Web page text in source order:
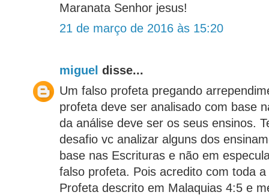
Maranata Senhor jesus!
21 de março de 2016 às 15:20
miguel disse...
Um falso profeta pregando
profeta deve ser analisado com base
da análise deve ser os seus ensinos.
desafio vc analizar alguns dos
base nas Escrituras e não em
falso profeta. Pois acredito com toda
Profeta descrito em Malaquias 4:5 e